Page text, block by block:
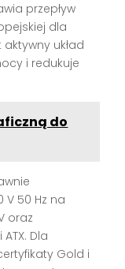
przepływ
dla
układ
i redukuje
do
V 50 Hz na
oraz
Dla
Gold i